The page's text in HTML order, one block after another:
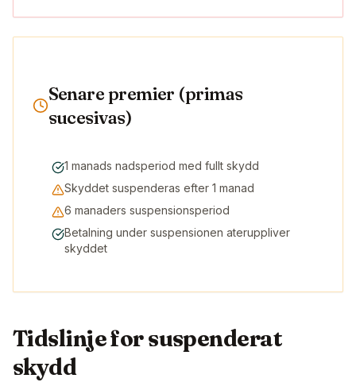
Senare premier (primas
sucesivas)
1 manads nadsperiod med fullt skydd
Skyddet suspenderas efter 1 manad
6 manaders suspensionsperiod
Betalning under suspensionen ateruppliver
skyddet
Tidslinje for suspenderat
skydd